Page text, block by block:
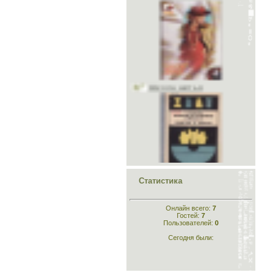
Школа шитья
Конструирование лёгкого
платья и белья
Конструирование
Статистика
Онлайн всего: 7
Гостей: 7
Пользователей: 0
Сегодня были: